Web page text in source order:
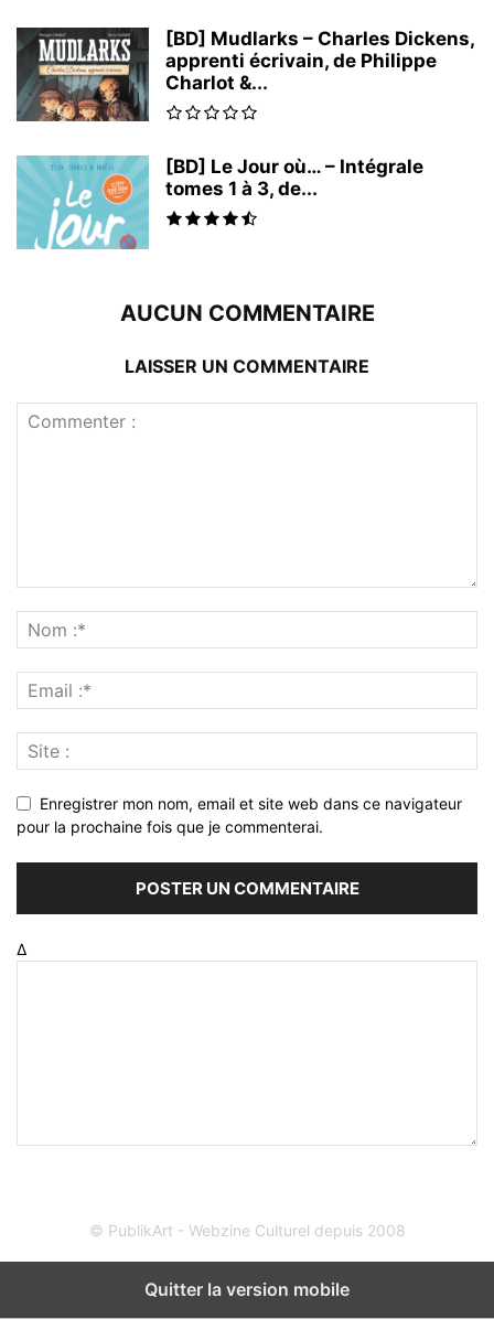
[BD] Mudlarks – Charles Dickens,
apprenti écrivain, de Philippe
Charlot &...
[BD] Le Jour où… – Intégrale
tomes 1 à 3, de...
AUCUN COMMENTAIRE
LAISSER UN COMMENTAIRE
Enregistrer mon nom, email et site web dans ce navigateur
pour la prochaine fois que je commenterai.
Δ
© PublikArt - Webzine Culturel depuis 2008
Quitter la version mobile